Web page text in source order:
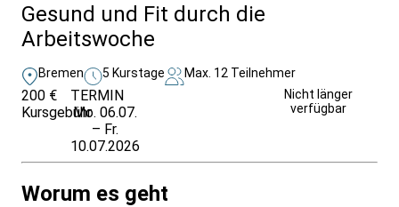
Gesund und Fit durch die
Arbeitswoche
Bremen 5 Kurstage Max. 12 Teilnehmer
200 €
Kursgebühr
TERMIN
Mo. 06.07.
– Fr.
10.07.2026
Nicht länger
verfügbar
Worum es geht